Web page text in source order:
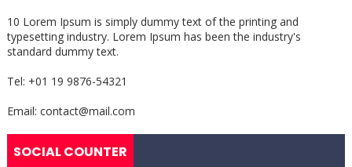
10 Lorem Ipsum is simply dummy text of the printing and
typesetting industry. Lorem Ipsum has been the industry's
standard dummy text.
Tel: +01 19 9876-54321
Email: contact@mail.com
SOCIAL COUNTER